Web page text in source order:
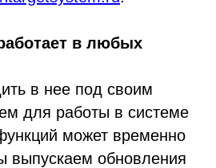
в любых
в нее под своим
для работы в системе
может временно
выпускаем обновления